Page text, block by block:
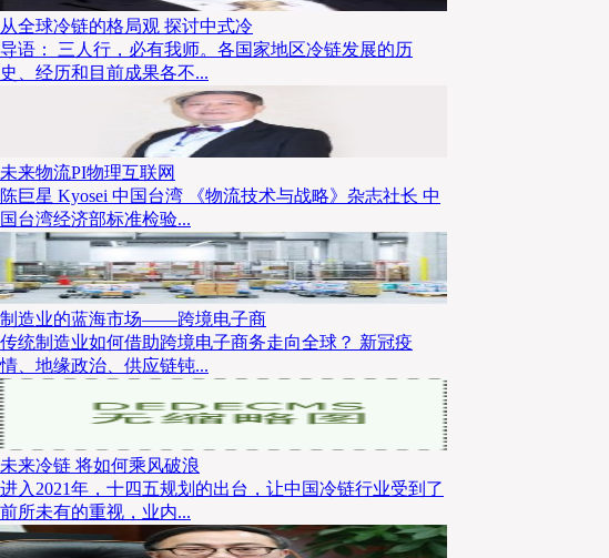
从全球冷链的格局观 探讨中式冷
导语： 三人行，必有我师。各国家地区冷链发展的历
史、经历和目前成果各不...
未来物流PI物理互联网
陈巨星 Kyosei 中国台湾 《物流技术与战略》杂志社长 中
国台湾经济部标准检验...
制造业的蓝海市场——跨境电子商
传统制造业如何借助跨境电子商务走向全球？ 新冠疫
情、地缘政治、供应链钝...
未来冷链 将如何乘风破浪
进入2021年，十四五规划的出台，让中国冷链行业受到了
前所未有的重视，业内...